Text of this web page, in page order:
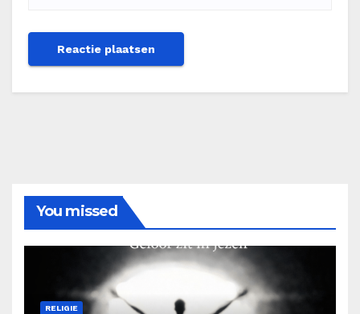
You missed
RELIGIE